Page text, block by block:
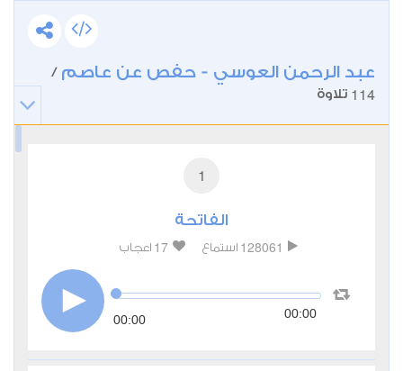
عبد الرحمن العوسي - حفص عن عاصم /
114 تلاوة
1
الفاتحة
128061 استماع 17 اعجاب
00:00 00:00